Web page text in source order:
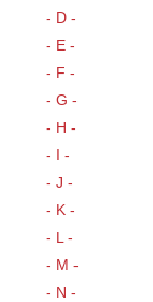
- D -
- E -
- F -
- G -
- H -
- I -
- J -
- K -
- L -
- M -
- N -